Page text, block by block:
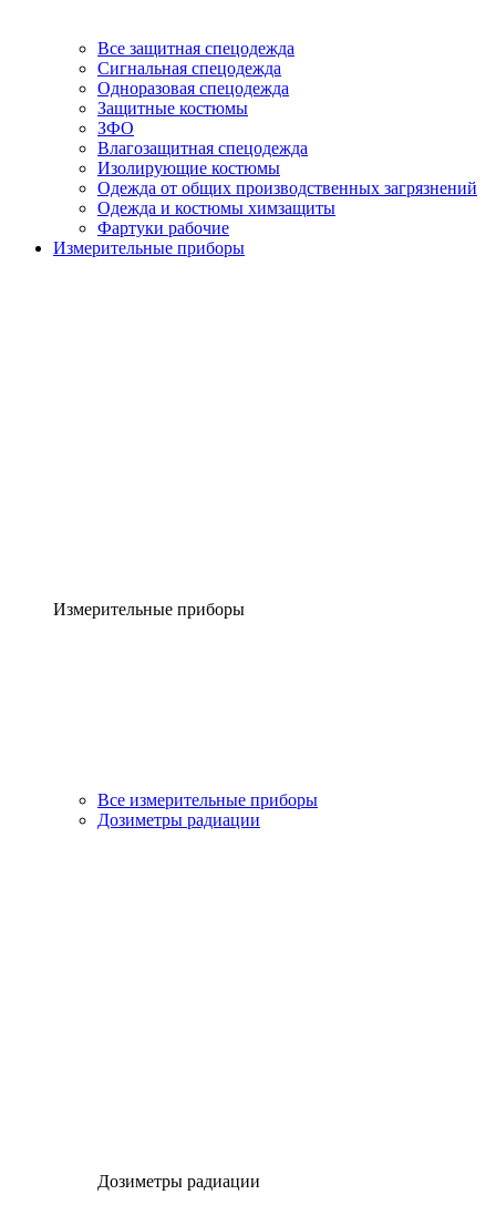
Все защитная спецодежда
Сигнальная спецодежда
Одноразовая спецодежда
Защитные костюмы
ЗФО
Влагозащитная спецодежда
Изолирующие костюмы
Одежда от общих производственных загрязнений
Одежда и костюмы химзащиты
Фартуки рабочие
Измерительные приборы
Измерительные приборы
Все измерительные приборы
Дозиметры радиации
Дозиметры радиации